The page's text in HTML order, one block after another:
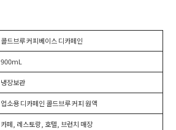
콜드브루 커피베이스 디카페인
900mL
냉장보관
업소용 디카페인 콜드브루 커피 원액
카페, 레스토랑, 호텔, 브런치 매장